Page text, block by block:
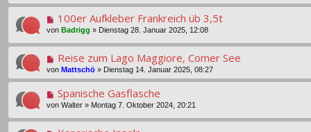
100er Aufkleber Frankreich üb 3,5t
von Badrigg » Dienstag 28. Januar 2025, 12:08
Reise zum Lago Maggiore, Comer See
von Mattschö » Dienstag 14. Januar 2025, 08:27
Spanische Gasflasche
von Walter » Montag 7. Oktober 2024, 20:21